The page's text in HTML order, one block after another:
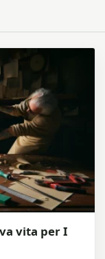
vita per I